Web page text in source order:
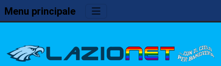
Menu principale